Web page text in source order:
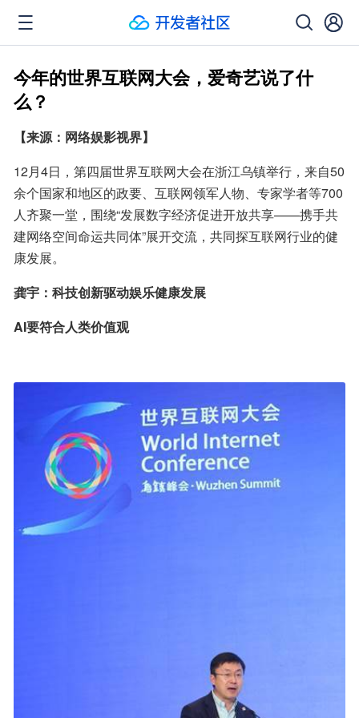
今年的世界互联网大会，爱奇艺说了什
么？
【来源：网络娱影视界】
12月4日，第四届世界互联网大会在浙江乌镇举行，来自50
余个国家和地区的政要、互联网领军人物、专家学者等700
人齐聚一堂，围绕“发展数字经济促进开放共享——携手共
建网络空间命运共同体”展开交流，共同探互联网行业的健
康发展。
龚宇：科技创新驱动娱乐健康发展
AI要符合人类价值观